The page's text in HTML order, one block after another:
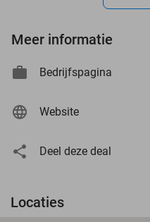
Meer informatie
Bedrijfspagina
Website
Deel deze deal
Locaties